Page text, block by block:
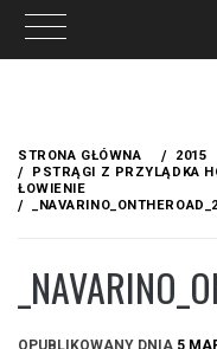
treści
STRONA GŁÓWNA 2015
PSTRĄGI Z PRZYLĄDKA
ŁOWIENIE
OPUBLIKOWANY DNIA 5